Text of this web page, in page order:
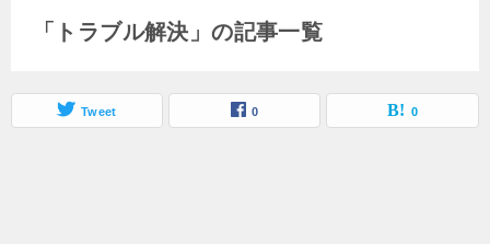
「トラブル解決」の記事一覧
Tweet 0 0